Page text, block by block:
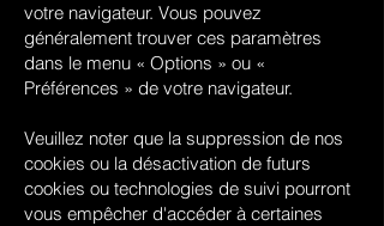
votre navigateur. Vous pouvez
généralement trouver ces paramètres
dans le menu « Options » ou «
Préférences » de votre navigateur.
Veuillez noter que la suppression de nos
cookies ou la désactivation de futurs
cookies ou technologies de suivi pourront
vous empêcher d'accéder à certaines